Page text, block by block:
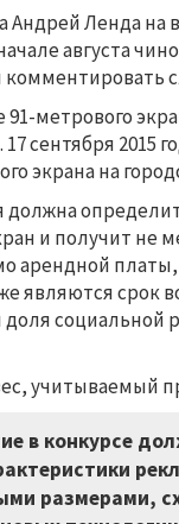
Андрей Ленда на
августа
комментировать
метрового
сентября 2015
экрана на
должна
и получит не
арендной
являются срок
социальной
учитываемый
в конкурсе
размерами,